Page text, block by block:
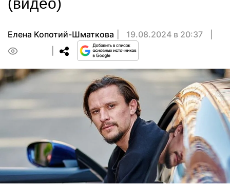
Елена Копотий-Шматкова
19.08.2024 в 20:37